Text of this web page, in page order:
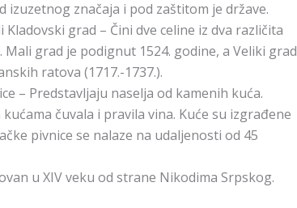
izuzetnog značaja i pod zaštitom je države.
grad – Čini dve celine iz dva različita
grad je podignut 1524. godine, a Veliki grad
ratova (1717.-1737.).
– Predstavljaju naselja od kamenih kuća.
čuvala i pravila vina. Kuće su izgrađene
pivnice se nalaze na udaljenosti od 45
u XIV veku od strane Nikodima Srpskog.